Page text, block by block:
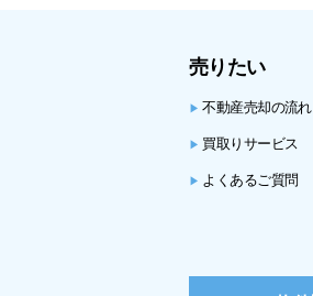
売りたい
▶不動産売却の流れ
▶ 買取りサービス
▶ よくあるご質問